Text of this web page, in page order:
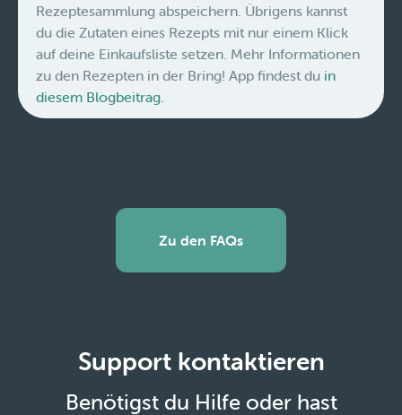
Rezeptesammlung abspeichern. Übrigens kannst
du die Zutaten eines Rezepts mit nur einem Klick
auf deine Einkaufsliste setzen. Mehr Informationen
zu den Rezepten in der Bring! App findest du in
diesem Blogbeitrag.
Zu den FAQs
Support kontaktieren
Benötigst du Hilfe oder hast